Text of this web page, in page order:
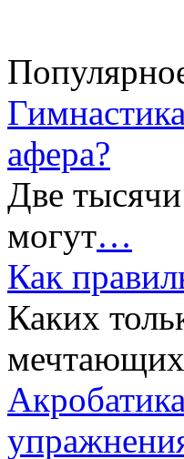
афера?
Две тысячи
могут…
Как
Каких
мечтающих